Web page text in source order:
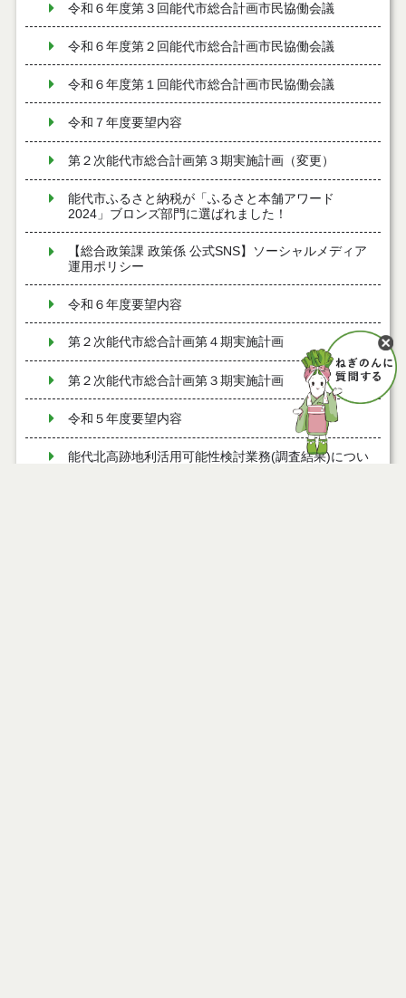
令和６年度第３回能代市総合計画市民協働会議
令和６年度第２回能代市総合計画市民協働会議
令和６年度第１回能代市総合計画市民協働会議
令和７年度要望内容
第２次能代市総合計画第３期実施計画（変更）
能代市ふるさと納税が「ふるさと本舗アワード
2024」ブロンズ部門に選ばれました！
【総合政策課 政策係 公式SNS】ソーシャルメディア
運用ポリシー
令和６年度要望内容
第２次能代市総合計画第４期実施計画
第２次能代市総合計画第３期実施計画
令和５年度要望内容
能代北高跡地利活用可能性検討業務(調査結果)につい